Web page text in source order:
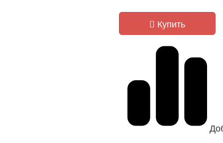
Купить